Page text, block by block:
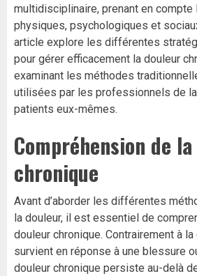
multidisciplinaire, prenant en
physiques, psychologiques et
article explore les différentes
pour gérer efficacement la douleur
examinant les méthodes
utilisées par les professionnels de
patients eux-mêmes.
Compréhension de
chronique
Avant d’aborder les différentes
la douleur, il est essentiel de
douleur chronique. Contrairement à
survient en réponse à une blessure
douleur chronique persiste au-delà